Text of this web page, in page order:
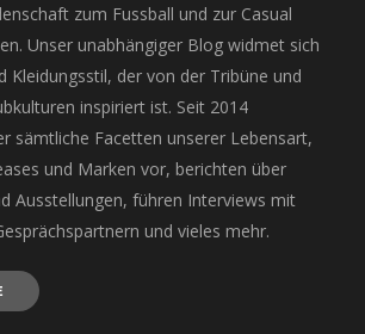
zum Fussball und zur Casual
Unser unabhängiger Blog widmet sich
Kleidungsstil, der von der Tribüne und
inspiriert ist. Seit 2014
sämtliche Facetten unserer Lebensart,
und Marken vor, berichten über
Ausstellungen, führen Interviews mit
und vieles mehr.